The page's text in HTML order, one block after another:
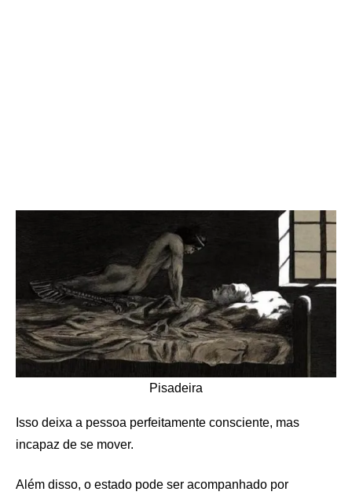
Pisadeira
Isso deixa a pessoa perfeitamente consciente, mas
incapaz de se mover.
Além disso, o estado pode ser acompanhado por